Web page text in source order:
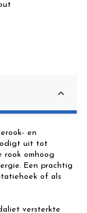
en
uit tot
rook omhoog
Een prachtig
of als
versterkte